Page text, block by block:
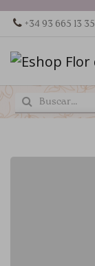
+34 93 665 13 35